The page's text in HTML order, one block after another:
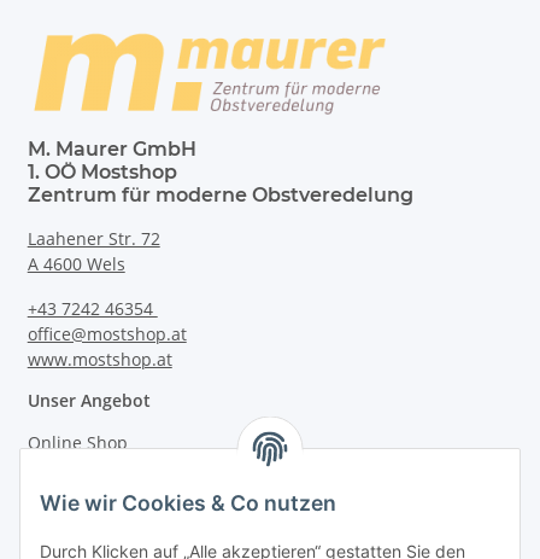
M. Maurer GmbH
1. OÖ Mostshop
Zentrum für moderne Obstveredelung
Laahener Str. 72
A 4600 Wels
+43 7242 46354
office@mostshop.at
www.mostshop.at
Unser Angebot
Online Shop
Wie wir Cookies & Co nutzen
Durch Klicken auf „Alle akzeptieren“ gestatten Sie den